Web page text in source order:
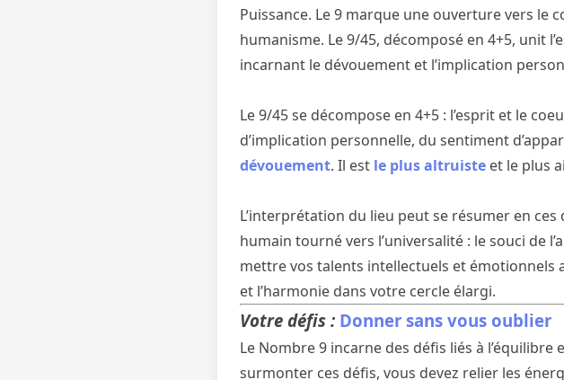
Puissance. Le 9 marque une ouverture vers
humanisme. Le 9/45, décomposé en 4+5, unit
incarnant le dévouement et l’implication
Le 9/45 se décompose en 4+5 : l’esprit et le
d’implication personnelle, du sentiment
dévouement. Il est le plus altruiste et le plus
L’interprétation du lieu peut se résumer en
humain tourné vers l’universalité : le souci de
mettre vos talents intellectuels et émotionnels
et l’harmonie dans votre cercle élargi.
Votre défis : Donner sans vous oublier
Le Nombre 9 incarne des défis liés à
surmonter ces défis, vous devez relier les